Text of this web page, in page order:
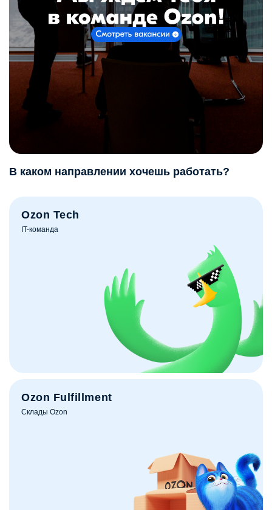
В каком направлении хочешь работать?
Ozon Tech
IT-команда
Ozon Fulfillment
Склады Ozon